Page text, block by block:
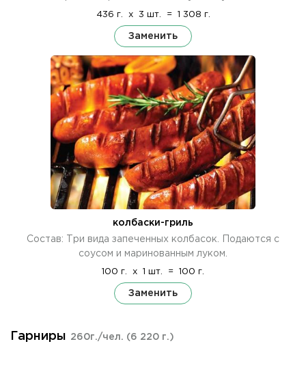
436 г. x 3 шт. = 1 308 г.
Заменить
колбаски-гриль
Состав: Три вида запеченных колбасок. Подаются с
соусом и маринованным луком.
100 г. x 1 шт. = 100 г.
Заменить
Гарниры 260г./чел. (6 220 г.)